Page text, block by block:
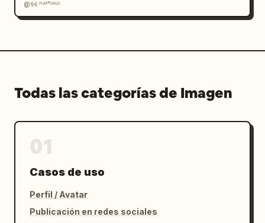
@𝟡𝟜 ᴾᴸᴬʸᶠᴼᴿᴳᴱ
Todas las categorías de Imagen
Casos de uso
Perfil / Avatar
Publicación en redes sociales